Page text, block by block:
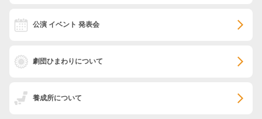
公演 イベント 発表会
劇団ひまわりについて
養成所について